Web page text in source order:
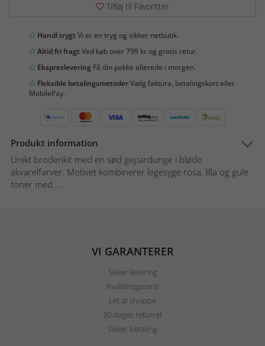
Tilføj til Favoritter
Handl trygtVi er en tryg og sikker netbutik.
Altid fri fragtVed køb over 799 kr og gratis retur.
Ekspreslevering Få din pakke allerede i morgen.
Fleksible betalingsmetoderVælg faktura, betalingskort eller
MobilePay.
Produkt information
Unikt broderikit med en sød gepardunge i bløde
akvarelfarver. Motivet kombinerer legesyge rosa, lilla og gule
toner med ...
VI GARANTERER
Sikker levering
Kvalitetsgaranti
Let at shoppe
30 dages returret
Sikker betaling